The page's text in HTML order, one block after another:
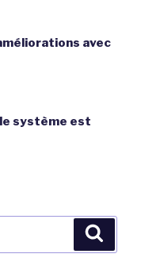
avec
le système est